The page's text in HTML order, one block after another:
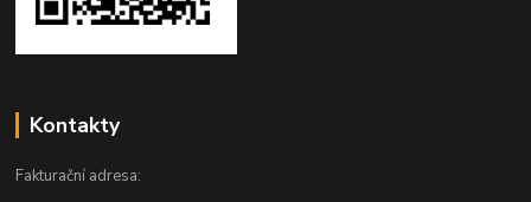
Kontakty
Fakturační adresa: